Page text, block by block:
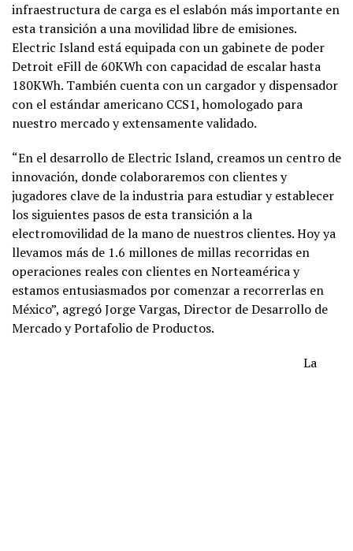
infraestructura de carga es el eslabón más importante en
esta transición a una movilidad libre de emisiones.
Electric Island está equipada con un gabinete de poder
Detroit eFill de 60KWh con capacidad de escalar hasta
180KWh. También cuenta con un cargador y dispensador
con el estándar americano CCS1, homologado para
nuestro mercado y extensamente validado.
“En el desarrollo de Electric Island, creamos un centro de
innovación, donde colaboraremos con clientes y
jugadores clave de la industria para estudiar y establecer
los siguientes pasos de esta transición a la
electromovilidad de la mano de nuestros clientes. Hoy ya
llevamos más de 1.6 millones de millas recorridas en
operaciones reales con clientes en Norteamérica y
estamos entusiasmados por comenzar a recorrerlas en
México”, agregó Jorge Vargas, Director de Desarrollo de
Mercado y Portafolio de Productos.
La